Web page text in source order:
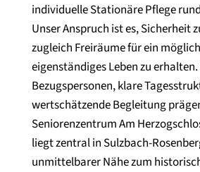
individuelle Stationäre Pflege
Unser Anspruch ist es, Sicherheit
zugleich Freiräume für ein
eigenständiges Leben zu erhalten.
Bezugspersonen, klare
wertschätzende Begleitung
Seniorenzentrum Am
liegt zentral in Sulzbach-
unmittelbarer Nähe zum